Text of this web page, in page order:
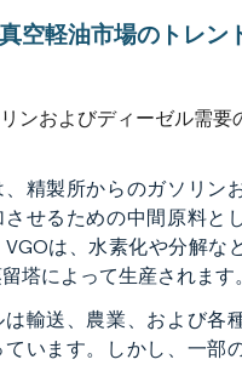
空軽油市場のトレン
ンおよびディーゼル需要
、精製所からのガソリン
させるための中間原料と
は、水素化や分解な
塔によって生産されます。
は輸送、農業、および各
ています。しかし、一部